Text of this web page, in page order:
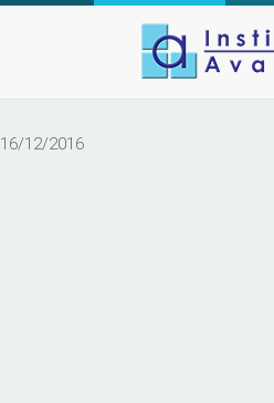
16/12/2016